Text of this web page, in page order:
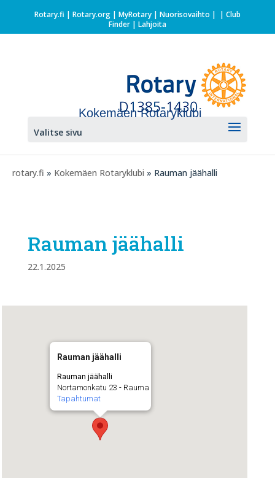
Rotary.fi | Rotary.org| MyRotary | Nuorisovaihto | | Club
Finder| Lahjoita
Kokemäen Rotaryklubi
Valitse sivu
rotary.fi » Kokemäen Rotaryklubi » Rauman jäähalli
Rauman jäähalli
22.1.2025
Rauman jäähalli
Rauman jäähalli
Nortamonkatu 23 - Rauma
Tapahtumat